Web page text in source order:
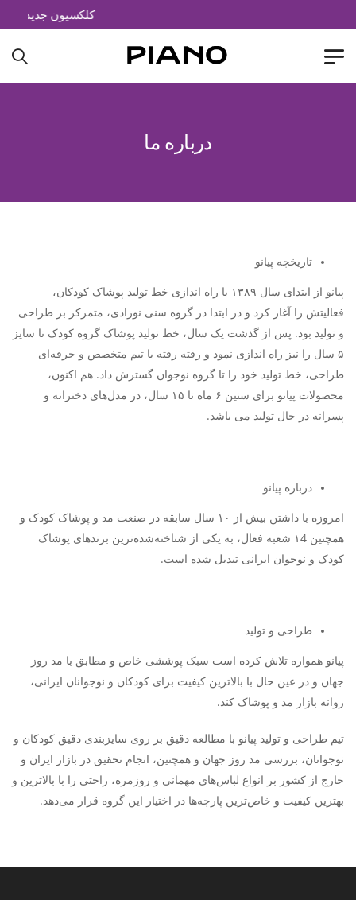
کلکسیون جدید(
درباره ما
تاریخچه پیانو
پیانو از ابتدای سال ۱۳۸۹ با راه اندازی خط تولید پوشاک کودکان،
فعالیتش را آغاز کرد و در ابتدا در گروه سنی نوزادی، متمرکز بر طراحی
و تولید بود. پس از گذشت یک سال، خط تولید پوشاک گروه کودک تا سایز
۵ سال را نیز راه اندازی نمود و رفته رفته با تیم متخصص و حرفه‌ای
طراحی، خط تولید خود را تا گروه نوجوان گسترش داد. هم اکنون،
محصولات پیانو برای سنین ۶ ماه تا ۱۵ سال، در مدل‌های دخترانه و
پسرانه در حال تولید می باشد.
درباره پیانو
امروزه با داشتن بیش از ۱۰ سال سابقه در صنعت مد و پوشاک کودک و
همچنین ۱4 شعبه فعال، به یکی از شناخته‌شده‌ترین برندهای پوشاک
کودک و نوجوان ایرانی تبدیل شده است.
طراحی و تولید
پیانو همواره تلاش کرده است سبک پوششی خاص و مطابق با مد روز
جهان و در عین حال با بالاترین کیفیت برای کودکان و نوجوانان ایرانی،
روانه بازار مد و پوشاک کند.
تیم طراحی و تولید پیانو با مطالعه دقیق بر روی سایزبندی دقیق کودکان و
نوجوانان، بررسی مد روز جهان و همچنین، انجام تحقیق در بازار ایران و
خارج از کشور بر انواع لباس‌های مهمانی و روزمره، راحتی را با بالاترین و
بهترین کیفیت و خاص‌ترین پارچه‌ها در اختیار این گروه قرار می‌دهد.